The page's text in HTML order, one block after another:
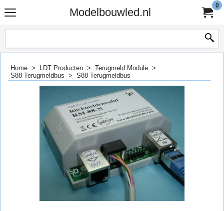
Modelbouwled.nl
0
Home > LDT Producten > Terugmeld Module >
S88 Terugmeldbus > S88 Terugmeldbus